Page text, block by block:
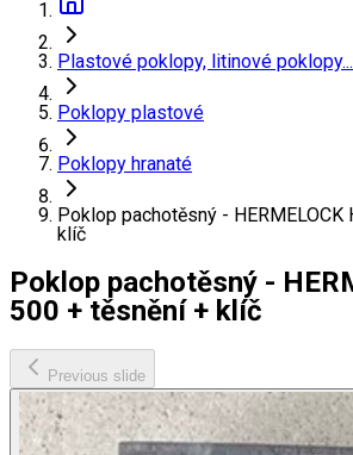
Plastové poklopy, litinové
Poklopy plastové
Poklopy hranaté
Poklop pachotěsný - HERMELOCK
klíč
Poklop pachotěsný -
500 + těsnění + klíč
Previous slide